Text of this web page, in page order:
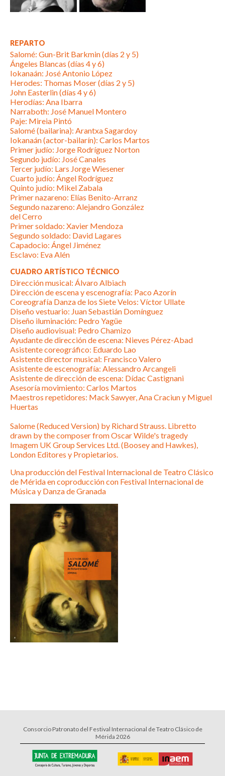
REPARTO
Salomé: Gun-Brit Barkmin (días 2 y 5)
Ángeles Blancas (días 4 y 6)
Iokanaán: José Antonio López
Herodes: Thomas Moser (días 2 y 5)
John Easterlin (días 4 y 6)
Herodías: Ana Ibarra
Narraboth: José Manuel Montero
Paje: Mireia Pintó
Salomé (bailarina): Arantxa Sagardoy
Iokanaán (actor-bailarín): Carlos Martos
Primer judío: Jorge Rodríguez Norton
Segundo judío: José Canales
Tercer judío: Lars Jorge Wiesener
Cuarto judío: Ángel Rodríguez
Quinto judío: Mikel Zabala
Primer nazareno: Elías Benito-Arranz
Segundo nazareno: Alejandro González
del Cerro
Primer soldado: Xavier Mendoza
Segundo soldado: David Lagares
Capadocio: Ángel Jiménez
Esclavo: Eva Alén
CUADRO ARTÍSTICO TÉCNICO
Dirección musical: Álvaro Albiach
Dirección de escena y escenografía: Paco Azorín
Coreografía Danza de los Siete Velos: Víctor Ullate
Diseño vestuario: Juan Sebastián Domínguez
Diseño iluminación: Pedro Yagüe
Diseño audiovisual: Pedro Chamizo
Ayudante de dirección de escena: Nieves Pérez-Abad
Asistente coreográfico: Eduardo Lao
Asistente director musical: Francisco Valero
Asistente de escenografía: Alessandro Arcangeli
Asistente de dirección de escena: Dídac Castignani
Asesoría movimiento: Carlos Martos
Maestros repetidores: Mack Sawyer, Ana Craciun y Miguel
Huertas
Salome (Reduced Version) by Richard Strauss. Libretto
drawn by the composer from Oscar Wilde's tragedy
Imagem UK Group Services Ltd. (Boosey and Hawkes),
London Editores y Propietarios.
Una producción del Festival Internacional de Teatro Clásico
de Mérida en coproducción con Festival Internacional de
Música y Danza de Granada
Consorcio Patronato del Festival Internacional de Teatro Clásico de
Mérida 2026